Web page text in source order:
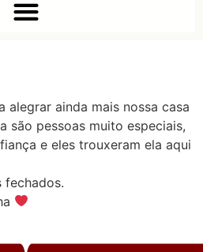
alegrar ainda mais nossa casa
são pessoas muito especiais,
e eles trouxeram ela aqui
fechados.